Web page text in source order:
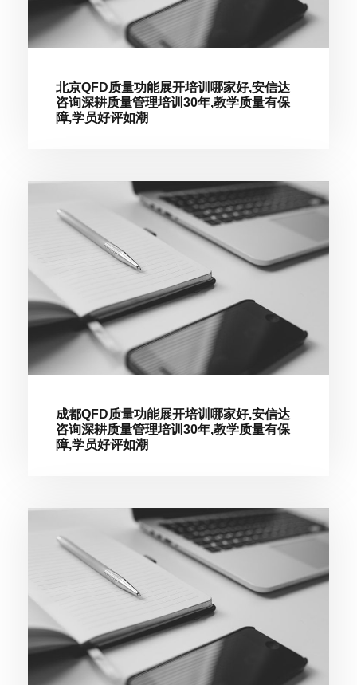
北京QFD质量功能展开培训哪家好,安信达
咨询深耕质量管理培训30年,教学质量有保
障,学员好评如潮
成都QFD质量功能展开培训哪家好,安信达
咨询深耕质量管理培训30年,教学质量有保
障,学员好评如潮